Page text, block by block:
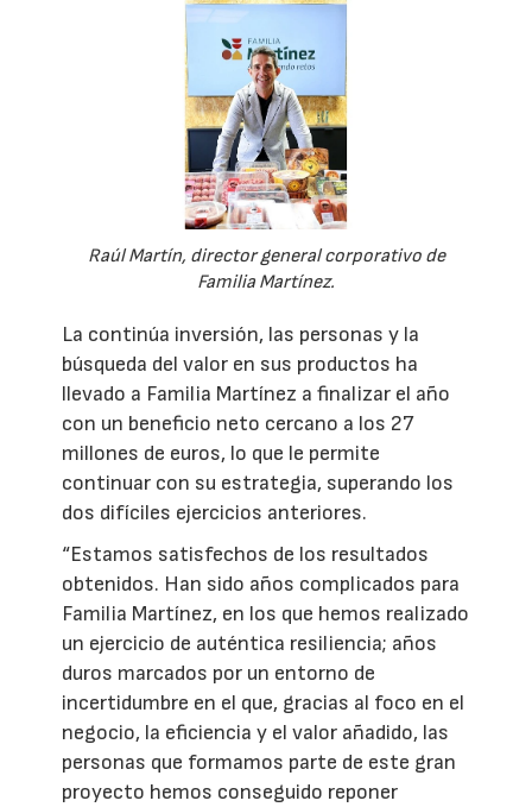
Raúl Martín, director general corporativo de
Familia Martínez.
La continúa inversión, las personas y la
búsqueda del valor en sus productos ha
llevado a Familia Martínez a finalizar el año
con un beneficio neto cercano a los 27
millones de euros, lo que le permite
continuar con su estrategia, superando los
dos difíciles ejercicios anteriores.
“Estamos satisfechos de los resultados
obtenidos. Han sido años complicados para
Familia Martínez, en los que hemos realizado
un ejercicio de auténtica resiliencia; años
duros marcados por un entorno de
incertidumbre en el que, gracias al foco en el
negocio, la eficiencia y el valor añadido, las
personas que formamos parte de este gran
proyecto hemos conseguido reponer